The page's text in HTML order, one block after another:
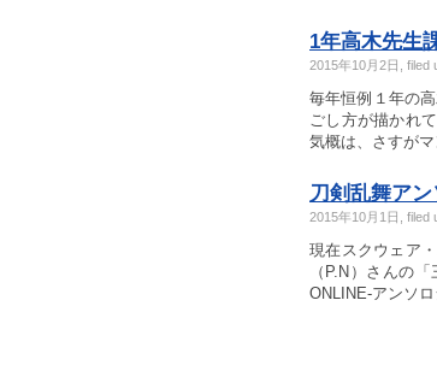
1年高木先生
2015年10月2日, filed
毎年恒例１年の
ごし方が描かれ
気概は、さすが
刀剣乱舞アン
2015年10月1日, filed
現在スクウェア
（P.N）さんの
ONLINE-アンソ